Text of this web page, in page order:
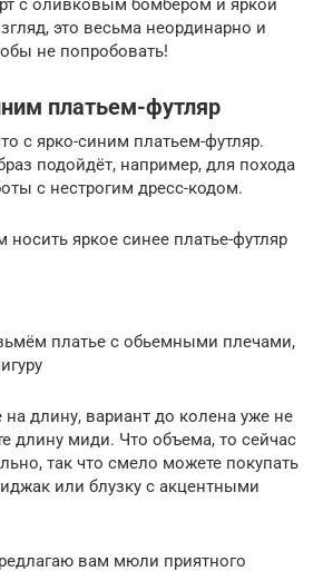
это весьма неординарно и
не попробовать!
платьем-футляр
с ярко-синим платьем-футляр.
подойдёт, например, для похода
с нестрогим дресс-кодом.
яркое синее платье-футляр
платье с обьемными плечами,
длину, вариант до колена уже не
длину миди. Что объема, то сейчас
так что смело можете покупать
или блузку с акцентными
вам мюли приятного